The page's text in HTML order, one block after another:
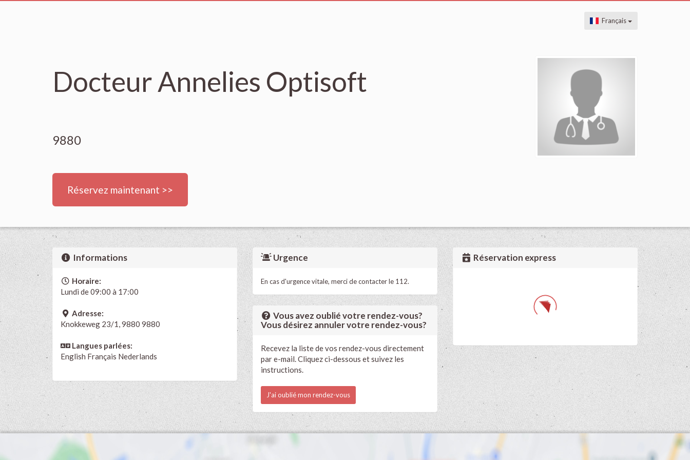
Français
Docteur Annelies Optisoft
9880
Réservez maintenant >>
Informations
Horaire:
Lundi de 09:00 à 17:00
Adresse:
Knokkeweg 23/1, 9880 9880
Langues parlées:
English Français Nederlands
Urgence
En cas d'urgence vitale, merci de contacter le 112.
Vous avez oublié votre rendez-vous?
Vous désirez annuler votre rendez-vous?
Recevez la liste de vos rendez-vous directement
par e-mail. Cliquez ci-dessous et suivez les
instructions.
J'ai oublié mon rendez-vous
Réservation express